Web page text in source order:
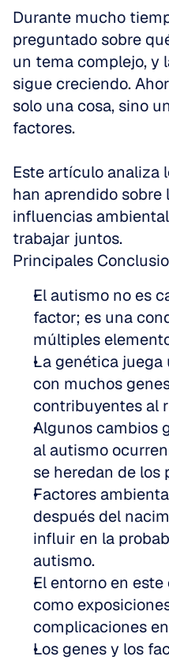
Durante mucho
preguntado sobre
un tema complejo, y
sigue creciendo.
solo una cosa, sino
factores.
Este artículo analiza
han aprendido sobre
influencias
trabajar juntos.
Principales
El autismo no es
factor; es una
múltiples
La genética
con muchos
contribuyentes al
Algunos cambios
al autismo
se heredan de los
Factores
después del
influir en la
autismo.
El entorno en
como
complicaciones
Los genes y los